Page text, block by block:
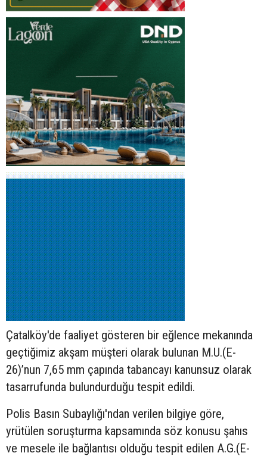
Çatalköy'de faaliyet gösteren bir eğlence mekanında
geçtiğimiz akşam müşteri olarak bulunan M.U.(E-
26)’nun 7,65 mm çapında tabancayı kanunsuz olarak
tasarrufunda bulundurduğu tespit edildi.
Polis Basın Subaylığı'ndan verilen bilgiye göre,
yrütülen soruşturma kapsamında söz konusu şahıs
ve mesele ile bağlantısı olduğu tespit edilen A.G.(E-